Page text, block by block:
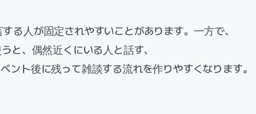
る人が固定されやすいことがあります。一方で、
と、偶然近くにいる人と話す、
ント後に残って雑談する流れを作りやすくなります。